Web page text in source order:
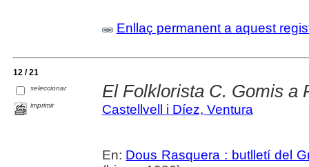
Enllaç permanent a aquest
12 / 21
seleccionar
imprimir
El Folklorista C. Gomis a
Castellvell i Díez, Ventura
En: Dous Rasquera : butlletí del